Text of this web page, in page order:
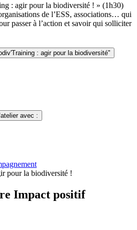
: agir pour la biodiversité ! » (1h30)
de l’ESS, associations… qui
passer à l’action et savoir qui solliciter
: agir pour la biodiversité"
avec :
pour la biodiversité !
Impact positif